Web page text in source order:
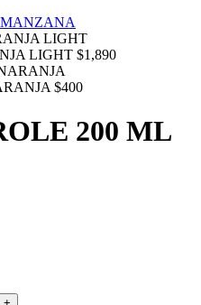
LIGHT $1,890
$400
200 ML